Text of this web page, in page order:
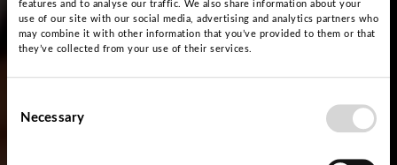
features and to analyse our traffic. We also share information about your
use of our site with our social media, advertising and analytics partners who
may combine it with other information that you’ve provided to them or that
they’ve collected from your use of their services.
Selection
Necessary